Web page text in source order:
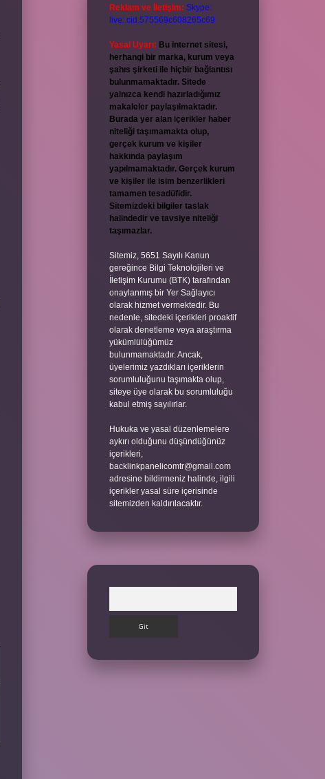
Reklam ve İletişim: Skype:
live:.cid.575569c608265c69
Yasal Uyarı: Bu internet sitesi,
herhangi bir marka, kurum veya
şahıs şirketi ile hiçbir bağlantısı
bulunmamaktadır. Sitede
yalnızca kendi hazırladığımız
makaleler paylaşılmaktadır.
Burada yer alan içerikler haber
niteliği taşımamakta olup,
gerçek kurum ve kişiler
hakkında paylaşım
yapılmamaktadır. Gerçek kurum
ve kişiler ile isim benzerlikleri
tamamen tesadüfidir.
Sitemizdeki bilgiler taslak
halindedir ve tavsiye niteliği
taşımazlar.
Sitemiz, 5651 Sayılı Kanun
gereğince Bilgi Teknolojileri ve
İletişim Kurumu (BTK) tarafından
onaylanmış bir Yer Sağlayıcı
olarak hizmet vermektedir. Bu
nedenle, sitedeki içerikleri proaktif
olarak denetleme veya araştırma
yükümlülüğümüz
bulunmamaktadır. Ancak,
üyelerimiz yazdıkları içeriklerin
sorumluluğunu taşımakta olup,
siteye üye olarak bu sorumluluğu
kabul etmiş sayılırlar.
Hukuka ve yasal düzenlemelere
aykırı olduğunu düşündüğünüz
içerikleri,
backlinkpanelicomtr@gmail.com
adresine bildirmeniz halinde, ilgili
içerikler yasal süre içerisinde
sitemizden kaldırılacaktır.